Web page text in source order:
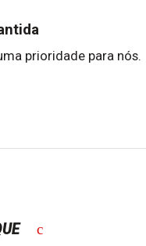
prioridade para nós.